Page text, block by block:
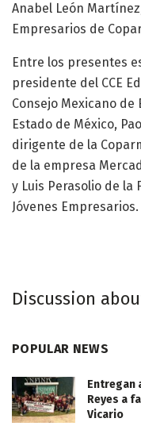
Anabel León
Empresarios de
Entre los presentes
presidente del CCE
Consejo Mexicano
Estado de México,
dirigente de la
de la empresa
y Luis Perasolio de la
Jóvenes Empresarios.
Discussion
POPULAR NEWS
Entregan
Reyes a
Vicario